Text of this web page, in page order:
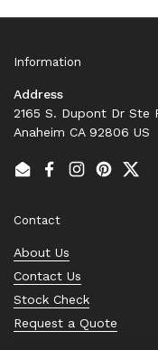
Information
Address
2165 S. Dupont Dr Ste
Anaheim CA 92806 US
EmailFacebook
Instagram
Pinterest
Contact
About Us
Contact Us
Stock Check
Request a Quote